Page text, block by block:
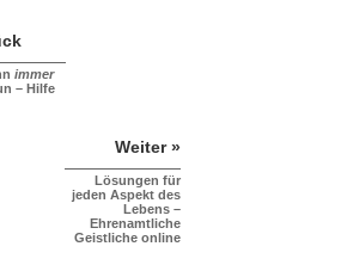
immer
– Hilfe
Weiter »
Lösungen für
jeden Aspekt des
Lebens –
Ehrenamtliche
Geistliche online